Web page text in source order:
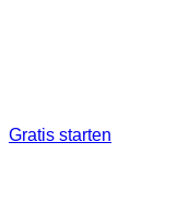
Gratis starten